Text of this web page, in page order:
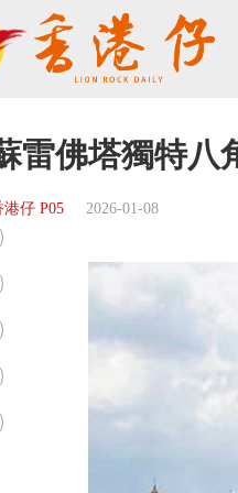
雷佛塔獨特八
港仔 P05 2026-01-08